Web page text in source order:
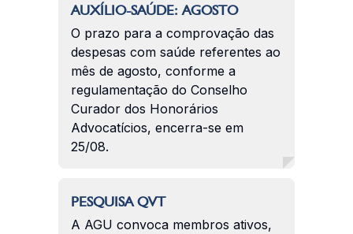
AUXÍLIO-SAÚDE: AGOSTO
O prazo para a comprovação das
despesas com saúde referentes ao
mês de agosto, conforme a
regulamentação do Conselho
Curador dos Honorários
Advocatícios, encerra-se em
25/08.
PESQUISA QVT
A AGU convoca membros ativos,